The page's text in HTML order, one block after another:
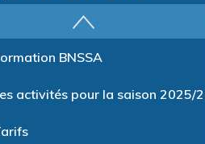
Parcours training
Les activités pour la saison 2025/26